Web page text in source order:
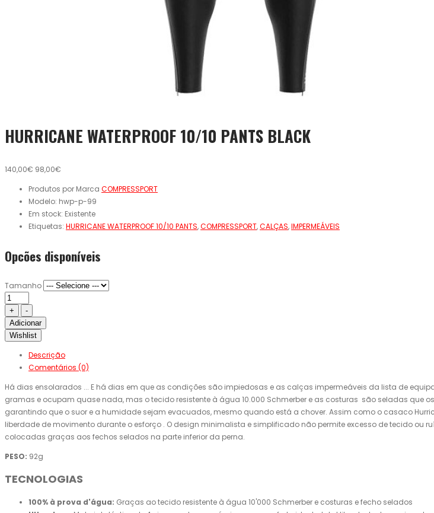
HURRICANE WATERPROOF 10/10 PANTS BLACK
140,00€ 98,00€
Produtos por Marca COMPRESSPORT
Modelo: hwp-p-99
Em stock: Existente
Etiquetas: HURRICANE WATERPROOF 10/10 PANTS,COMPRESSPORT,CALÇAS,IMPERMEÁVEIS
Opcões disponíveis
Tamanho
Adicionar
Wishlist
Descrição
Comentários (0)
Há dias ensolarados ... E há dias em que as condições são impiedosas e as calças impermeáveis ​​da lista de
gramas e ocupam quase nada, mas o tecido resistente à água 10.000 Schmerber e as costuras são seladas que
garantindo que o suor e a humidade sejam evacuados, mesmo quando está a chover. Assim como o casaco
liberdade de movimento durante o esforço . O design minimalista e simplificado não permite excesso de tecido
colocadas graças aos fechos selados na parte inferior da perna.
PESO: 92g
TECNOLOGIAS
100% à prova d'água: Graças ao tecido resistente à água 10'000 Schmerber e costuras e fecho selados